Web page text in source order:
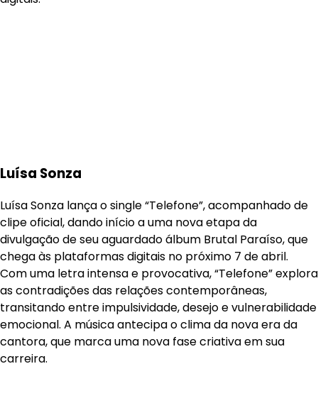
Luísa Sonza
Luísa Sonza lança o single “Telefone”, acompanhado de
clipe oficial, dando início a uma nova etapa da
divulgação de seu aguardado álbum Brutal Paraíso, que
chega às plataformas digitais no próximo 7 de abril.
Com uma letra intensa e provocativa, “Telefone” explora
as contradições das relações contemporâneas,
transitando entre impulsividade, desejo e vulnerabilidade
emocional. A música antecipa o clima da nova era da
cantora, que marca uma nova fase criativa em sua
carreira.